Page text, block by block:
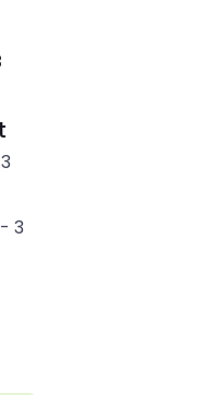
vaihtoehdot
olevat vaihtoehdot
3
3